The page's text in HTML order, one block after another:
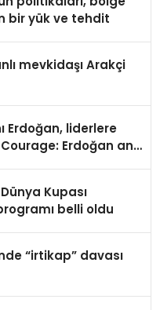
bir yük ve tehdit
mevkidaşı Arakçi
Erdoğan, liderlere
Erdoğan and
Dünya Kupası
belli oldu
“irtikap” davası